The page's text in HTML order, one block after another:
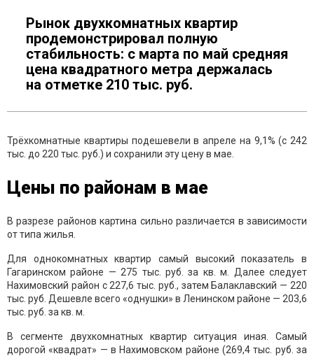
Рынок двухкомнатных квартир
продемонстрировал полную
стабильность: с марта по май средняя
цена квадратного метра держалась
на отметке 210 тыс. руб.
Трёхкомнатные квартиры подешевели в апреле на 9,1% (с 242
тыс. до 220 тыс. руб.) и сохранили эту цену в мае.
Цены по районам в мае
В разрезе районов картина сильно различается в зависимости
от типа жилья.
Для однокомнатных квартир самый высокий показатель в
Гагаринском районе — 275 тыс. руб. за кв. м. Далее следует
Нахимовский район с 227,6 тыс. руб., затем Балаклавский — 220
тыс. руб. Дешевле всего «однушки» в Ленинском районе — 203,6
тыс. руб. за кв. м.
В сегменте двухкомнатных квартир ситуация иная. Самый
дорогой «квадрат» — в Нахимовском районе (269,4 тыс. руб. за